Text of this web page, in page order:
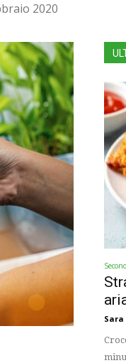
2020
Sara